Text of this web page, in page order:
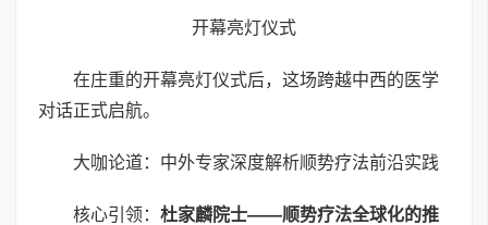
开幕亮灯仪式
在庄重的开幕亮灯仪式后，这场跨越中西的医学
对话正式启航。
大咖论道：中外专家深度解析顺势疗法前沿实践
核心引领： 杜家麟院士——顺势疗法全球化的推